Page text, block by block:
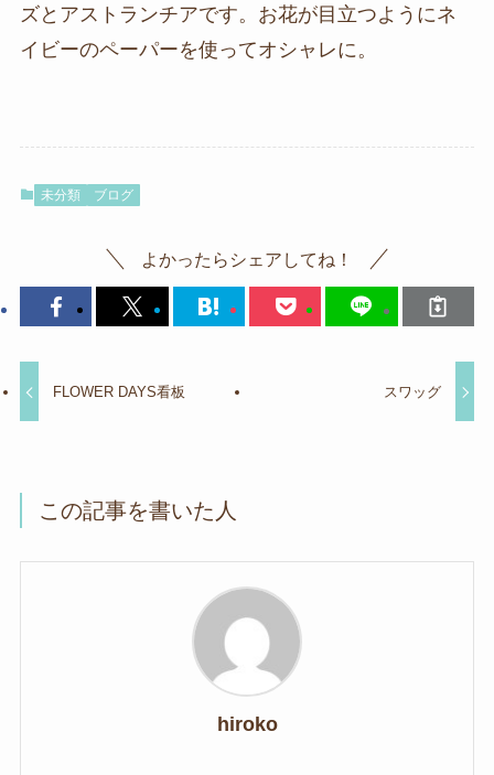
ズとアストランチアです。お花が目立つようにネ
イビーのペーパーを使ってオシャレに。
未分類 ブログ
よかったらシェアしてね！
FLOWER DAYS看板 スワッグ
この記事を書いた人
hiroko